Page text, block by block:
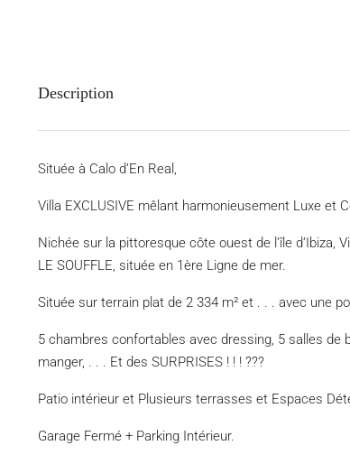
Description
Située à Calo d’En Real,
Villa EXCLUSIVE mêlant harmonieusement Luxe et
Nichée sur la pittoresque côte ouest de l’île d’Ibiza,
LE SOUFFLE, située en 1ère Ligne de mer.
Située sur terrain plat de 2 334 m² et . . . avec une
5 chambres confortables avec dressing, 5 salles de
manger, . . . Et des SURPRISES ! ! ! ???
Patio intérieur et Plusieurs terrasses et Espaces
Garage Fermé + Parking Intérieur.